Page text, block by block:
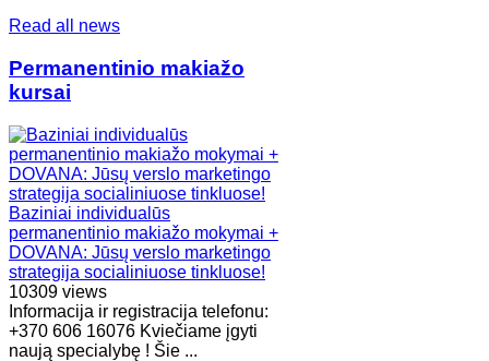
Read all news
Permanentinio makiažo
kursai
Baziniai individualūs
permanentinio makiažo mokymai +
DOVANA: Jūsų verslo marketingo
strategija socialiniuose tinkluose!
10309 views
Informacija ir registracija telefonu:
+370 606 16076 Kviečiame įgyti
naują specialybę ! Šie ...